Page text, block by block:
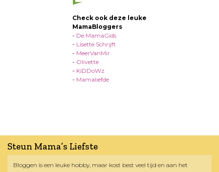
Check ook deze leuke
MamaBloggers
- De MamaGids
- Lisette Schrijft
- MeerVanMir
- Olivette
- KiDDoWz
- Mamaliefde
Steun Mama’s Liefste
Bloggen is een leuke hobby, maar kost best veel tijd en aan het